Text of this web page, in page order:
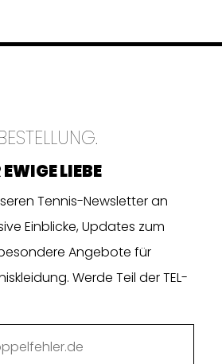
LIEBE
Tennis-Newsletter an
Einblicke, Updates zum
Angebote für
Werde Teil der TEL-